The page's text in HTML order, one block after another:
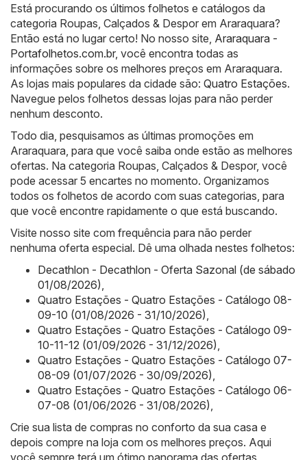
Está procurando os últimos folhetos e catálogos da
categoria Roupas, Calçados & Despor em Araraquara?
Então está no lugar certo! No nosso site, Araraquara -
Portafolhetos.com.br, você encontra todas as
informações sobre os melhores preços em Araraquara.
As lojas mais populares da cidade são: Quatro Estações.
Navegue pelos folhetos dessas lojas para não perder
nenhum desconto.
Todo dia, pesquisamos as últimas promoções em
Araraquara, para que você saiba onde estão as melhores
ofertas. Na categoria Roupas, Calçados & Despor, você
pode acessar 5 encartes no momento. Organizamos
todos os folhetos de acordo com suas categorias, para
que você encontre rapidamente o que está buscando.
Visite nosso site com frequência para não perder
nenhuma oferta especial. Dê uma olhada nestes folhetos:
Decathlon - Decathlon - Oferta Sazonal (de sábado
01/08/2026)
Quatro Estações - Quatro Estações - Catálogo 08-
09-10 (01/08/2026 - 31/10/2026)
Quatro Estações - Quatro Estações - Catálogo 09-
10-11-12 (01/09/2026 - 31/12/2026)
Quatro Estações - Quatro Estações - Catálogo 07-
08-09 (01/07/2026 - 30/09/2026)
Quatro Estações - Quatro Estações - Catálogo 06-
07-08 (01/06/2026 - 31/08/2026)
Crie sua lista de compras no conforto da sua casa e
depois compre na loja com os melhores preços. Aqui
você sempre terá um ótimo panorama das ofertas